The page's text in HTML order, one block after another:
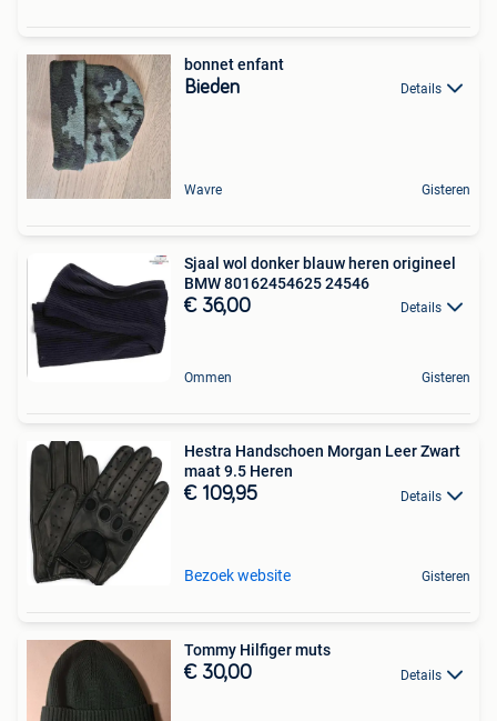
bonnet enfant
Bieden Details
Wavre Gisteren
Sjaal wol donker blauw heren origineel
BMW 80162454625 24546
€ 36,00 Details
Ommen Gisteren
Hestra Handschoen Morgan Leer Zwart
maat 9.5 Heren
€ 109,95 Details
Bezoek website Gisteren
Tommy Hilfiger muts
€ 30,00 Details